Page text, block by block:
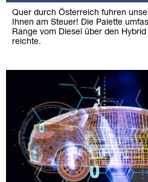
Quer durch Österreich fuhren
Ihnen am Steuer! Die Palette
Range vom Diesel über den
reichte.